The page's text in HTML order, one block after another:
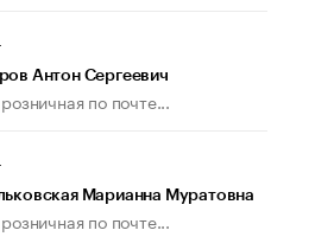
Антон Сергеевич
по почте...
Марианна Муратовна
по почте...